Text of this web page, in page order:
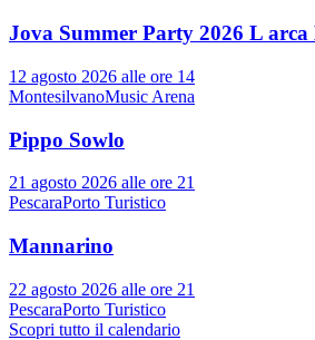
Jova Summer Party 2026 L
12 agosto 2026 alle ore 14
MontesilvanoMusic Arena
Pippo Sowlo
21 agosto 2026 alle ore 21
PescaraPorto Turistico
Mannarino
22 agosto 2026 alle ore 21
PescaraPorto Turistico
Scopri tutto il calendario